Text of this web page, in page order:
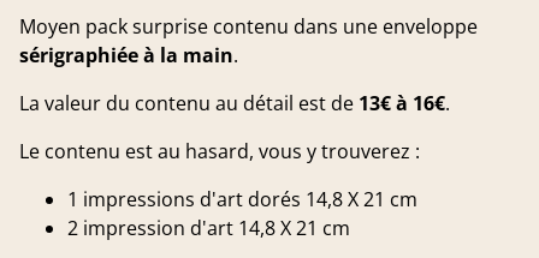
Moyen pack surprise contenu dans une enveloppe
sérigraphiée à la main.
La valeur du contenu au détail est de 13€ à 16€.
Le contenu est au hasard, vous y trouverez :
1 impressions d'art dorés 14,8 X 21 cm
2 impression d'art 14,8 X 21 cm